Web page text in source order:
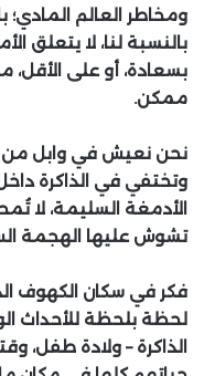
ومخاطر العالم المادي؛
بالنسبة لنا، لا يتعلق
بسعادة، أو على الأقل،
ممكن.
نحن نعيش في وابل من
وتختفي في الذاكرة
الأدمغة السليمة، لا
تشوش عليها الهجمة
فكر في سكان الكهوف
لحظة بلحظة للأحداث
الذاكرة – ولادة طفل،